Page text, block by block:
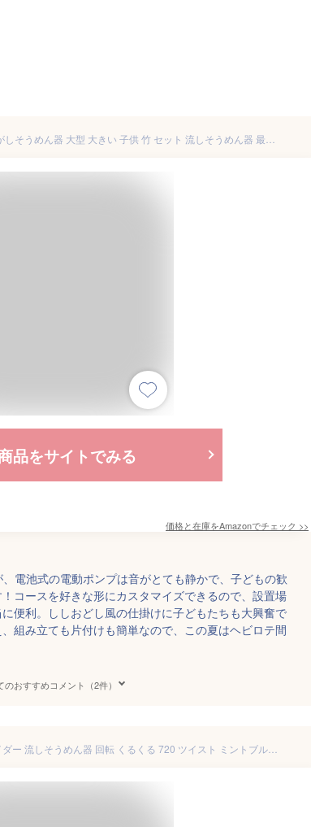
品をサイトでみる
価格と在庫をAmazonでチェック >>
電池式の電動ポンプは音がとても静かで、子どもの歓
コースを好きな形にカスタマイズできるので、設置場
便利。ししおどし風の仕掛けに子どもたちも大興奮で
組み立ても片付けも簡単なので、この夏はヘビロテ間
のおすすめコメント（2件）